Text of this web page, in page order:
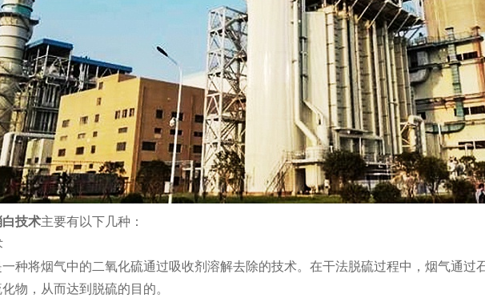
技术主要有以下几种：
种将烟气中的二氧化硫通过吸收剂溶解去除的技术。在干法脱硫过程中，烟气通过
物，从而达到脱硫的目的。